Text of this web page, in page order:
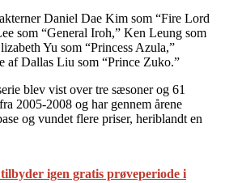
Daniel Dae Kim som “Fire Lord
som “General Iroh,” Ken Leung som
Yu som “Princess Azula,”
af Dallas Liu som “Prince Zuko.”
blev vist over tre sæsoner og 61
2005-2008 og har gennem årene
og vundet flere priser, heriblandt en
igen gratis prøveperiode i